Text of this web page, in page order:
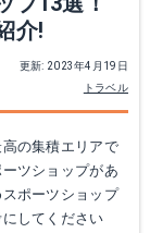
介!
更新: 2023年4月19日
トラベル
の集積エリアで
ツショップがあ
ポーツショップ
してください